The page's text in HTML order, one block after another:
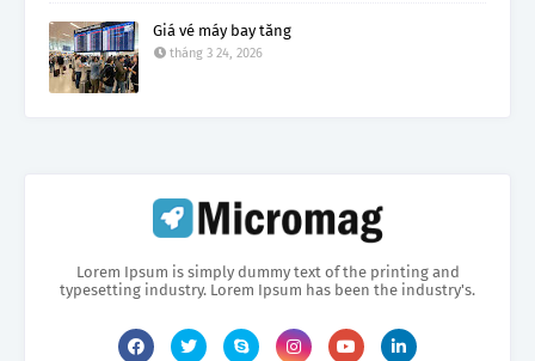
Giá vé máy bay tăng
tháng 3 24, 2026
Lorem Ipsum is simply dummy text of the printing and
typesetting industry. Lorem Ipsum has been the industry's.